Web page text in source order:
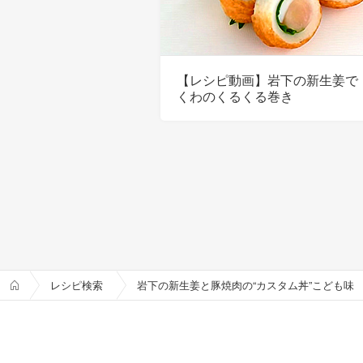
【レシピ動画】岩下の新生姜で
くわのくるくる巻き
レシピ検索 岩下の新生姜と豚焼肉の“カスタム丼”こども味